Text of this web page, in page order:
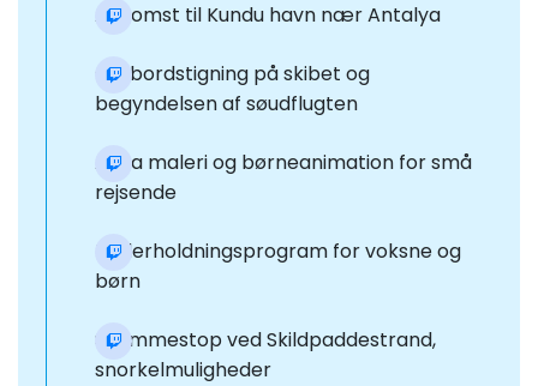
Ankomst til Kundu havn nær Antalya
Ombordstigning på skibet og
begyndelsen af søudflugten
Aqua maleri og børneanimation for små
rejsende
Underholdningsprogram for voksne og
børn
Svømmestop ved Skildpaddestrand,
snorkelmuligheder